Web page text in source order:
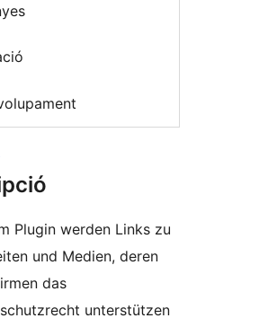
Plugin werden Links zu
und Medien, deren
das
unterstützen